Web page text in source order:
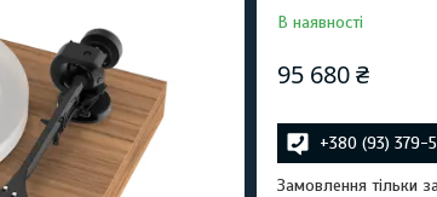
В наявності
95 680 ₴
+380 (93) 379-
Замовлення тільки